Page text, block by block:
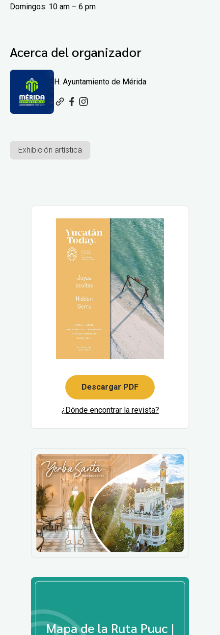
Domingos: 10 am – 6 pm
Acerca del organizador
H. Ayuntamiento de Mérida
Exhibición artística
Descargar PDF
¿Dónde encontrar la revista?
Mapa de la Ruta Puuc |